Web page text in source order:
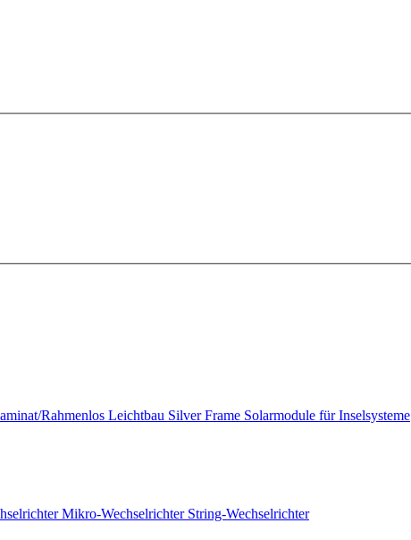
Rahmenlos Leichtbau Silver Frame Solarmodule für Inselsysteme
Mikro-Wechselrichter String-Wechselrichter